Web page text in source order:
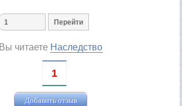
Вы читаете Наследство
1
Добавить отзыв